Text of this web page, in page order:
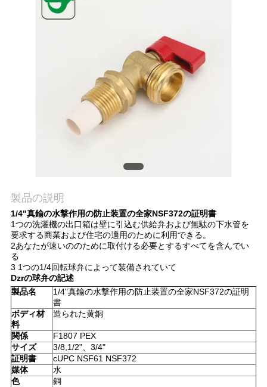
達
に
連
絡
し
な
さ
い
製品の説明
1/4"真鍮の水撃作用の防止装置の全家NSF372の証明書
1つの洗濯機の出口箱は壁に引込む供給弁および無駄の下水管を
要求する商業および住宅の適用のために利用できる。
2あなたが速いののために取付ける必要とするすべてを含んでい
る
3 1つの1/4回転球弁によって装備されていて
Dzrの球弁の記述
製品名
1/4"真鍮の水撃作用の防止装置の全家NSF372の証明
書
ボディ材
料
造られた黄銅
関係
F1807 PEX
サイズ
3/8,1/2"、3/4"
証明書
cUPC NSF61 NSF372
媒体
水
色
銅